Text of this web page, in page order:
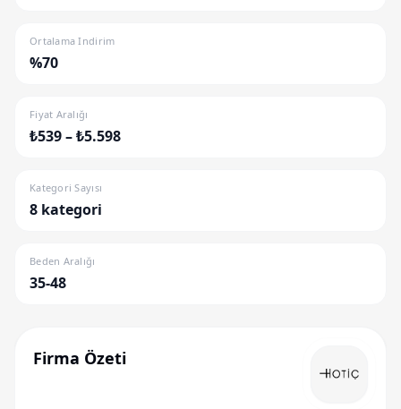
Ortalama Indirim
%70
Fiyat Aralığı
₺539 – ₺5.598
Kategori Sayısı
8 kategori
Beden Aralığı
35-48
Firma Özeti